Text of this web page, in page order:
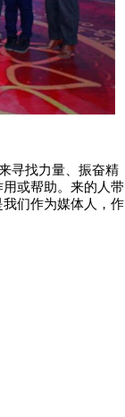
寻找力量、振奋精
或帮助。来的人带
们作为媒体人，作